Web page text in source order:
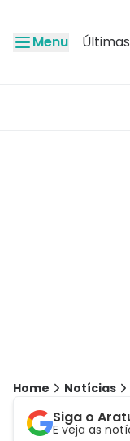
Menu
Home Notícias
Siga o
E veja as